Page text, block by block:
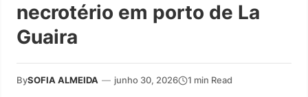
necrotério em porto de La
Guaira
BySOFIA ALMEIDA — junho 30, 2026 1 min Read